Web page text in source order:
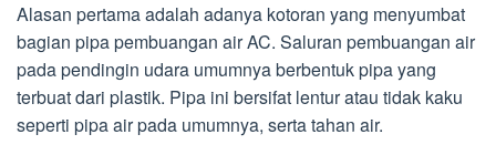
Alasan pertama adalah adanya kotoran yang menyumbat
bagian pipa pembuangan air AC. Saluran pembuangan air
pada pendingin udara umumnya berbentuk pipa yang
terbuat dari plastik. Pipa ini bersifat lentur atau tidak kaku
seperti pipa air pada umumnya, serta tahan air.